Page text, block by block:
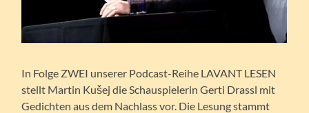
In Folge ZWEI unserer Podcast-Reihe LAVANT LESEN
stellt Martin Kušej die Schauspielerin Gerti Drassl mit
Gedichten aus dem Nachlass vor. Die Lesung stammt